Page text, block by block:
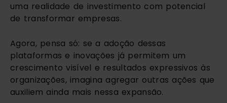
uma realidade de investimento com potencial
de transformar empresas.
Agora, pensa só: se a adoção dessas
plataformas e inovações já permitem um
crescimento visível e resultados expressivos às
organizações, imagina agregar outras ações que
auxiliem ainda mais nessa expansão.